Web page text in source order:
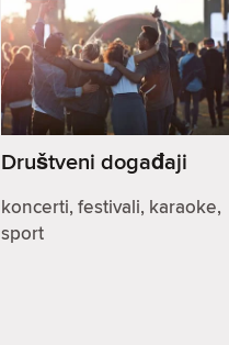
Društveni događaji
koncerti, festivali, karaoke,
sport